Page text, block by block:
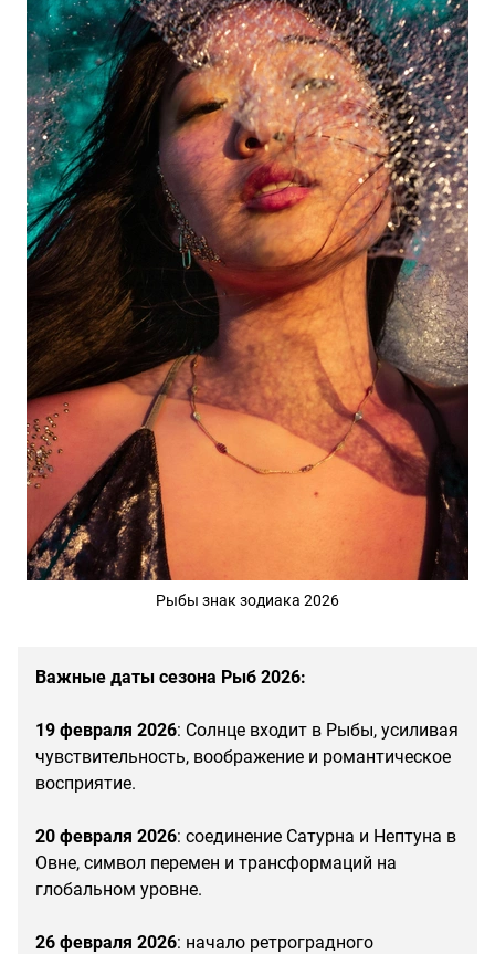
Рыбы знак зодиака 2026
Важные даты сезона Рыб 2026:
19 февраля 2026: Солнце входит в Рыбы, усиливая
чувствительность, воображение и романтическое
восприятие.
20 февраля 2026: соединение Сатурна и Нептуна в
Овне, символ перемен и трансформаций на
глобальном уровне.
26 февраля 2026: начало ретроградного